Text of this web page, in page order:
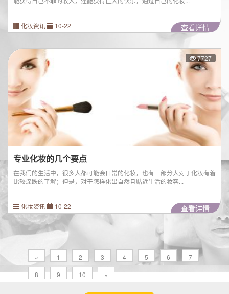
化妆资讯 10-22 查看详情
7727
专业化妆的几个要点
在我们的生活中，很多人都可能会日常的化妆，也有一部分人对于化妆有着
比较深跌的了解；但是，对于怎样化出自然且贴近生活的妆容...
化妆资讯 10-22 查看详情
« 1 2 3 4 5 6
7
8
9 10 »